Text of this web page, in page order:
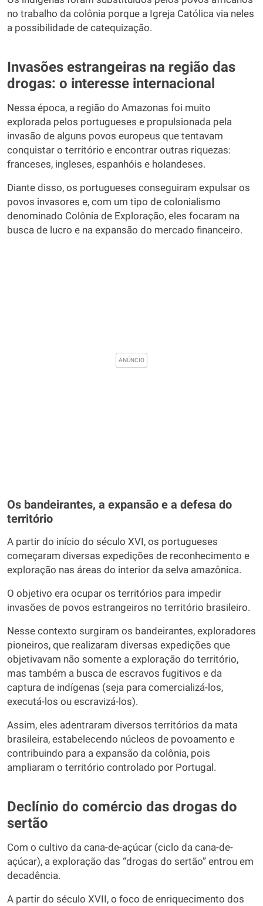
no trabalho da colônia porque a Igreja Católica via neles
a possibilidade de catequização.
Invasões estrangeiras na região das
drogas: o interesse internacional
Nessa época, a região do Amazonas foi muito
explorada pelos portugueses e propulsionada pela
invasão de alguns povos europeus que tentavam
conquistar o território e encontrar outras riquezas:
franceses, ingleses, espanhóis e holandeses.
Diante disso, os portugueses conseguiram expulsar os
povos invasores e, com um tipo de colonialismo
denominado Colônia de Exploração, eles focaram na
busca de lucro e na expansão do mercado financeiro.
Os bandeirantes, a expansão e a defesa do
território
A partir do início do século XVI, os portugueses
começaram diversas expedições de reconhecimento e
exploração nas áreas do interior da selva amazônica.
O objetivo era ocupar os territórios para impedir
invasões de povos estrangeiros no território brasileiro.
Nesse contexto surgiram os bandeirantes, exploradores
pioneiros, que realizaram diversas expedições que
objetivavam não somente a exploração do território,
mas também a busca de escravos fugitivos e da
captura de indígenas (seja para comercializá-los,
executá-los ou escravizá-los).
Assim, eles adentraram diversos territórios da mata
brasileira, estabelecendo núcleos de povoamento e
contribuindo para a expansão da colônia, pois
ampliaram o território controlado por Portugal.
Declínio do comércio das drogas do
sertão
Com o cultivo da cana-de-açúcar (ciclo da cana-de-
açúcar), a exploração das “drogas do sertão” entrou em
decadência.
A partir do século XVII, o foco de enriquecimento dos